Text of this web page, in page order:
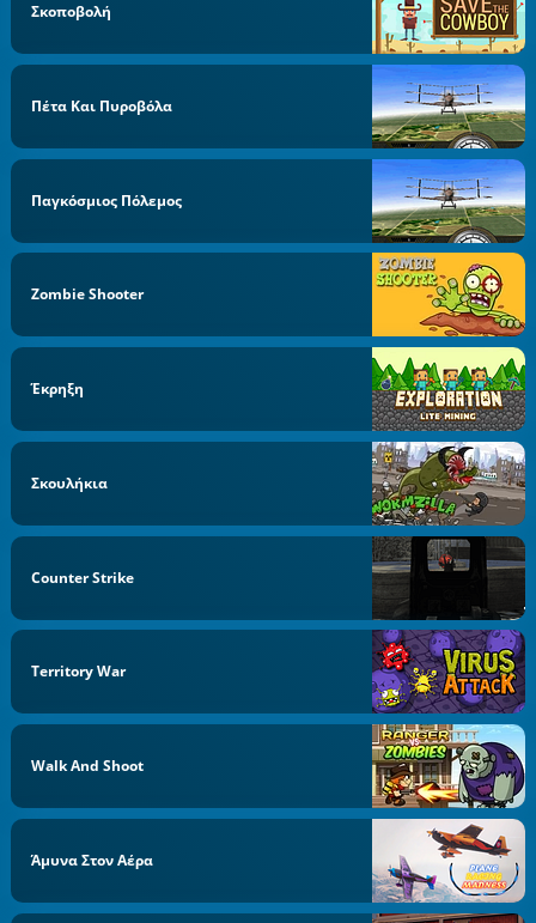
Σκοποβολή
Πέτα Και Πυροβόλα
Παγκόσμιος Πόλεμος
Zombie Shooter
Έκρηξη
Σκουλήκια
Counter Strike
Territory War
Walk And Shoot
Άμυνα Στον Αέρα